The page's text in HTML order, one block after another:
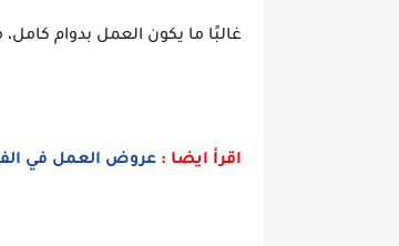
غالبًا ما يكون العمل بدوام
اقرأ ايضا : عروض العمل في الفلاحة في إسبانيا